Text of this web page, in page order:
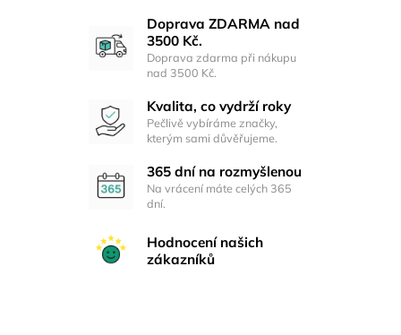
Doprava ZDARMA nad
3500 Kč.
Doprava zdarma při nákupu
nad 3500 Kč.
Kvalita, co vydrží roky
Pečlivě vybíráme značky,
kterým sami důvěřujeme.
365 dní na rozmyšlenou
Na vrácení máte celých 365
dní.
Hodnocení našich
zákazníků